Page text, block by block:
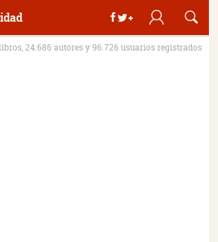
24.686 autores y 96.726 usuarios registrados